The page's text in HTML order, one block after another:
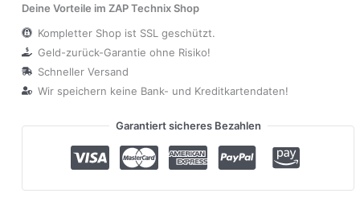
Deine Vorteile im ZAP Technix Shop
Kompletter Shop ist SSL geschützt.
Geld-zurück-Garantie ohne Risiko!
Schneller Versand
Wir speichern keine Bank- und Kreditkartendaten!
Garantiert sicheres Bezahlen